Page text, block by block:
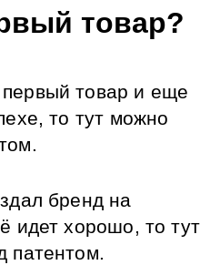
товар?
товар и еще
то тут можно
бренд на
идет хорошо, то тут
патентом.